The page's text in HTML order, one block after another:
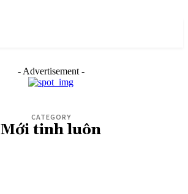
- Advertisement -
CATEGORY
Mới tinh luôn